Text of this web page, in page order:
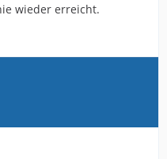
wieder erreicht.